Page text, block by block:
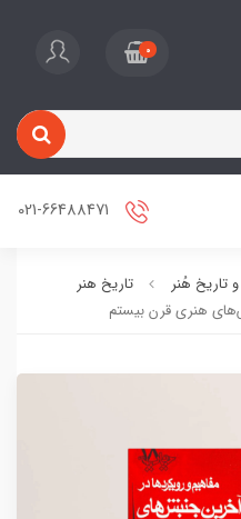
0
تاریخ هُنر
تاریخ هنر
هنری قرن بیستم